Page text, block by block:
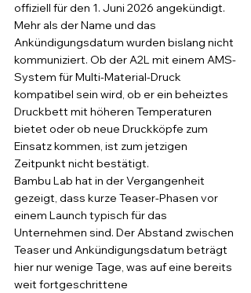
offiziell für den 1. Juni 2026 angekündigt.
Mehr als der Name und das
Ankündigungsdatum wurden bislang nicht
kommuniziert. Ob der A2L mit einem AMS-
System für Multi-Material-Druck
kompatibel sein wird, ob er ein beheiztes
Druckbett mit höheren Temperaturen
bietet oder ob neue Druckköpfe zum
Einsatz kommen, ist zum jetzigen
Zeitpunkt nicht bestätigt.
Bambu Lab hat in der Vergangenheit
gezeigt, dass kurze Teaser-Phasen vor
einem Launch typisch für das
Unternehmen sind. Der Abstand zwischen
Teaser und Ankündigungsdatum beträgt
hier nur wenige Tage, was auf eine bereits
weit fortgeschrittene